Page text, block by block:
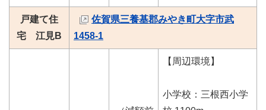
戸建て住
宅 江見B
佐賀県三養基郡みやき町大字市武
1458-1
【周辺環境】
小学校：三根西小学